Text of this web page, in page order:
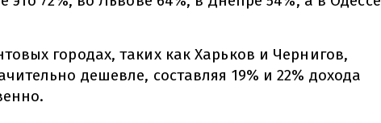
городах, таких как Харьков и Чернигов,
дешевле, составляя 19% и 22% дохода